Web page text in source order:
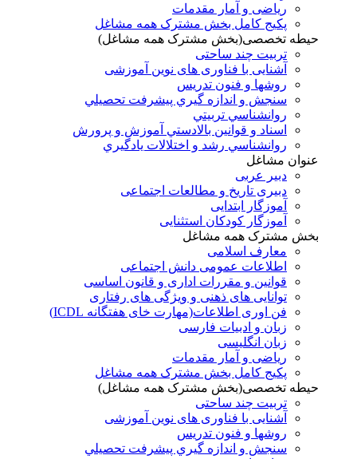
ریاضی و آمار مقدمات
پکیج کامل بخش مشترک همه مشاغل
حیطه تخصصی(بخش مشترک همه مشاغل)
تربیت چند ساحتی
آشنایی با فناوری های نوین آموزشی
روشها و فنون تدريس
سنجش و اندازه گيري پيشرفت تحصيلي
روانشناسي تربيتي
اسناد و قوانين بالادستي آموزش و پرورش
روانشناسي رشد و اختلالات يادگيري
عنوان مشاغل
دبير عربی
دبیری تاریخ و مطالعات اجتماعی
آموزگار ابتدایی
آموزگار کودکان استثنایی
بخش مشترک همه مشاغل
معارف اسلامی
اطلاعات عمومی دانش اجتماعی
قوانین و مقررات اداری و قانون اساسی
توانایی های ذهنی و ویژگی های رفتاری
فن اوری اطلاعات(مهارت خای هفتگانه ICDL)
زبان و ادبیات فارسی
زبان انگلیسی
ریاضی و آمار مقدمات
پکیج کامل بخش مشترک همه مشاغل
حیطه تخصصی(بخش مشترک همه مشاغل)
تربیت چند ساحتی
آشنایی با فناوری های نوین آموزشی
روشها و فنون تدريس
سنجش و اندازه گيري پيشرفت تحصيلي